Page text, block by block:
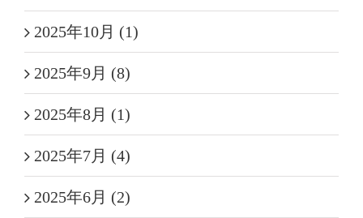
2025年10月 (1)
2025年9月 (8)
2025年8月 (1)
2025年7月 (4)
2025年6月 (2)